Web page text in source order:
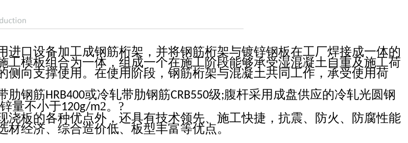
口设备加工成钢筋桁架，并将钢筋桁架与镀锌钢板在工厂焊接成一体的
模板组合为一体，组成一个在施工阶段能够承受湿混凝土自重及施工荷
向支撑使用。在使用阶段，钢筋桁架与混凝土共同工作，承受使用荷
肋钢筋HRB400或冷轧带肋钢筋CRB550级;腹杆采用成盘供应的冷轧光圆钢
量不小于120g/m2。?
板的各种优点外，还具有技术领先、施工快捷，抗震、防火、防腐性能
经济、综合造价低、板型丰富等优点。